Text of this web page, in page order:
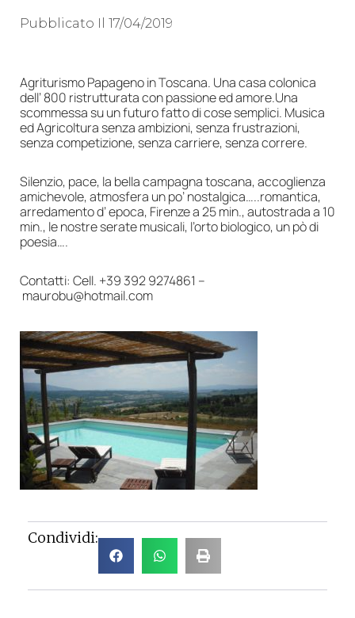
Pubblicato Il 17/04/2019
Agriturismo Papageno in Toscana. Una casa colonica
dell’ 800 ristrutturata con passione ed amore.Una
scommessa su un futuro fatto di cose semplici. Musica
ed Agricoltura senza ambizioni, senza frustrazioni,
senza competizione, senza carriere, senza correre.
Silenzio, pace, la bella campagna toscana, accoglienza
amichevole, atmosfera un po’ nostalgica…..romantica,
arredamento d’ epoca, Firenze a 25 min., autostrada a 10
min., le nostre serate musicali, l’orto biologico, un pò di
poesia….
Contatti: Cell. +39 392 9274861 –
maurobu@hotmail.com
Condividi: